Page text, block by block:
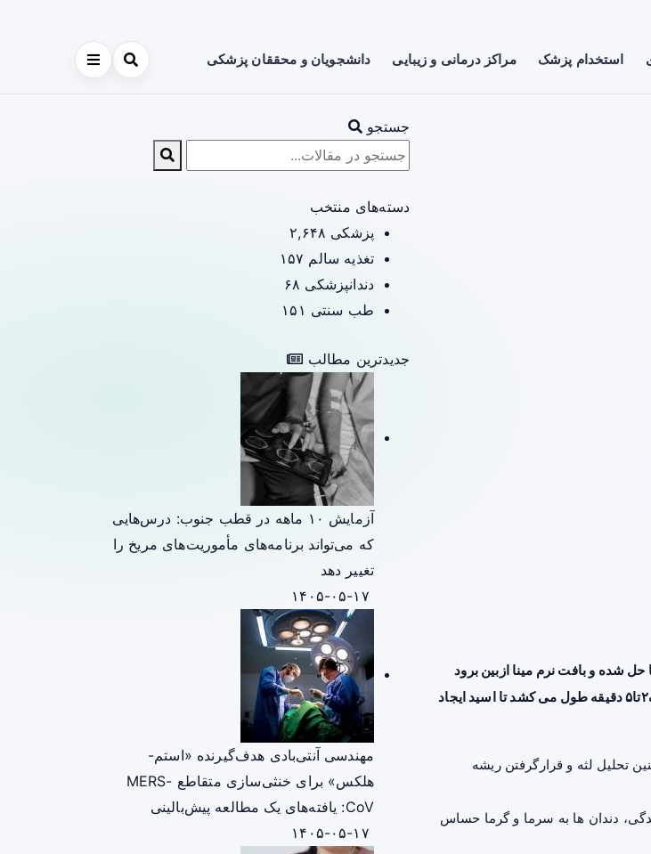
استخدام پزشک مراکز درمانی و زیبایی دانشجویان و محققان پزشکی
شده و بافت نرم مینا ازبین برود
تحقیقات نشان داده است که بعد ازخوردن غذا و رسیدن مواد قندی به میکروب های پلاک۲تا۵ دقیقه طول می کشد تا اسید ایجاد
تحلیل لثه و قرارگرفتن ریشه
دندان‌ ها به سرما و گرما حساس
جستجو
دسته‌های منتخب
پزشکی ۲,۶۴۸
تغذیه سالم ۱۵۷
دندانپزشکی ۶۸
طب سنتی ۱۵۱
جدیدترین مطالب
آزمایش ۱۰ ماهه در قطب جنوب: درس‌هایی
که می‌تواند برنامه‌های مأموریت‌های مریخ را
تغییر دهد
مهندسی آنتی‌بادی هدف‌گیرنده «استم-
هلکس» برای خنثی‌سازی متقاطع MERS-
CoV: یافته‌های یک مطالعه پیش‌بالینی